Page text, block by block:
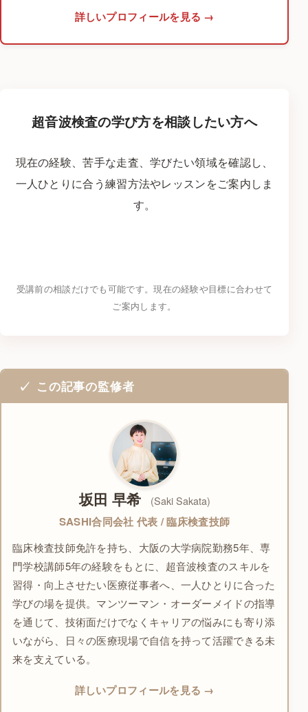
詳しいプロフィールを見る
超音波検査の学び方を相談したい方へ
現在の経験、苦手な走査、学びたい領域を確認し、
一人ひとりに合う練習方法やレッスンをご案内しま
す。
受講前の相談だけでも可能です。現在の経験や目標に合わせて
ご案内します。
この記事の監修者
坂田 早希 (Saki Sakata)
SASHI合同会社 代表 / 臨床検査技師
臨床検査技師免許を持ち、大阪の大学病院勤務5年、専
門学校講師5年の経験をもとに、超音波検査のスキルを
習得・向上させたい医療従事者へ、一人ひとりに合った
学びの場を提供。マンツーマン・オーダーメイドの指導
を通じて、技術面だけでなくキャリアの悩みにも寄り添
いながら、日々の医療現場で自信を持って活躍できる未
来を支えている。
詳しいプロフィールを見る